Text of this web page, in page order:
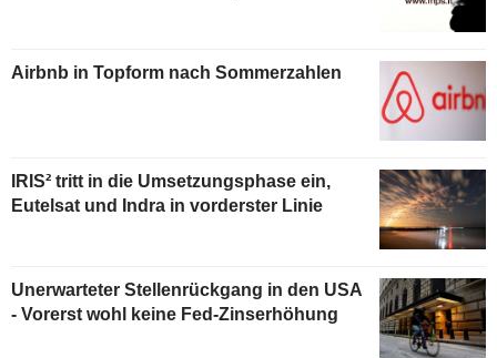
Airbnb in Topform nach Sommerzahlen
IRIS² tritt in die Umsetzungsphase ein,
Eutelsat und Indra in vorderster Linie
Unerwarteter Stellenrückgang in den USA
- Vorerst wohl keine Fed-Zinserhöhung